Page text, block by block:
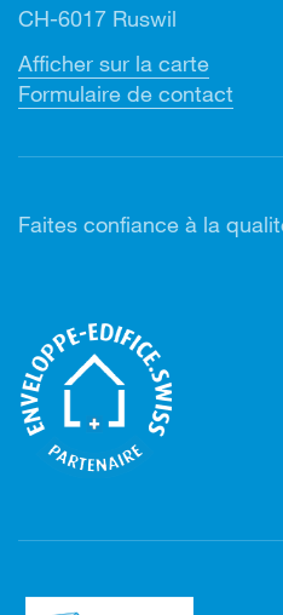
CH-6017 Ruswil
Afficher sur la carte
Formulaire de contact
Faites confiance à la